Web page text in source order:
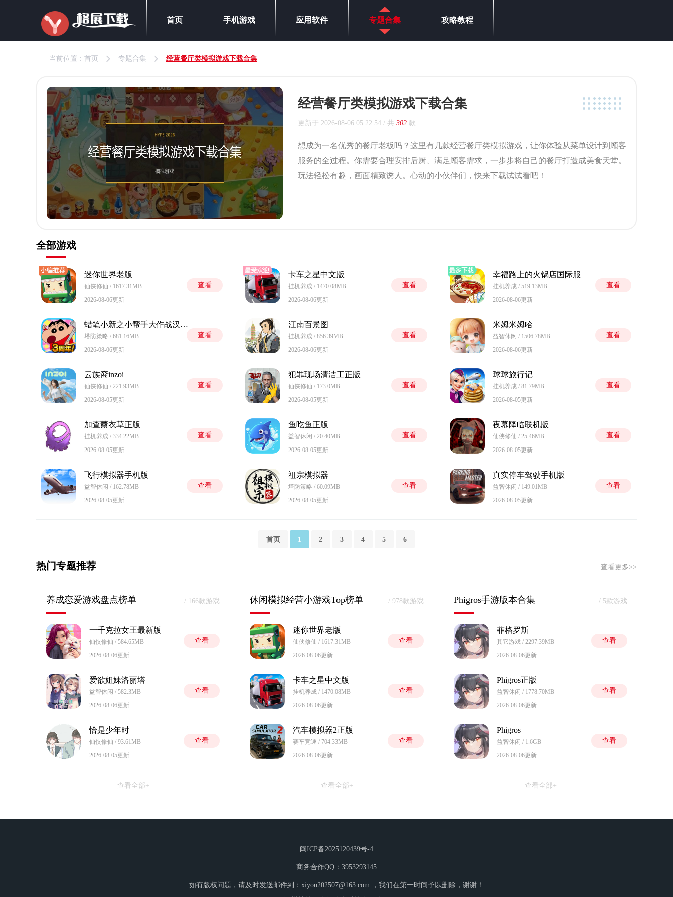
首页 手机游戏 应用软件 专题合集 攻略教程
当前位置： 首页 专题合集 经营餐厅类模拟游戏下载合集
经营餐厅类模拟游戏下载合集
更新于 2026-08-06 05:22:54 / 共 302 款
想成为一名优秀的餐厅老板吗？这里有几款经营餐厅类模拟游戏，让你体验从菜单设计到顾客
服务的全过程。你需要合理安排后厨、满足顾客需求，一步步将自己的餐厅打造成美食天堂。
玩法轻松有趣，画面精致诱人。心动的小伙伴们，快来下载试试看吧！
全部游戏
迷你世界老版
仙侠修仙 / 1617.31MB
2026-08-06更新
查看
卡车之星中文版
挂机养成 / 1470.08MB
2026-08-06更新
查看
幸福路上的火锅店国际服
挂机养成 / 519.13MB
2026-08-06更新
查看
蜡笔小新之小帮手大作战汉化版
塔防策略 / 681.16MB
2026-08-06更新
查看
江南百景图
挂机养成 / 856.39MB
2026-08-06更新
查看
米姆米姆哈
益智休闲 / 1506.78MB
2026-08-06更新
查看
云族裔inzoi
仙侠修仙 / 221.93MB
2026-08-05更新
查看
犯罪现场清洁工正版
仙侠修仙 / 173.0MB
2026-08-05更新
查看
球球旅行记
挂机养成 / 81.79MB
2026-08-05更新
查看
加查薰衣草正版
挂机养成 / 334.22MB
2026-08-05更新
查看
鱼吃鱼正版
益智休闲 / 20.40MB
2026-08-05更新
查看
夜幕降临联机版
仙侠修仙 / 25.46MB
2026-08-05更新
查看
飞行模拟器手机版
益智休闲 / 162.78MB
2026-08-05更新
查看
祖宗模拟器
塔防策略 / 60.09MB
2026-08-05更新
查看
真实停车驾驶手机版
益智休闲 / 149.01MB
2026-08-05更新
查看
首页 1 2 3 4 5 6
热门专题推荐 查看更多>>
养成恋爱游戏盘点榜单 / 166款游戏
一千克拉女王最新版
仙侠修仙 / 584.65MB
2026-08-06更新
查看
爱欲姐妹洛丽塔
益智休闲 / 582.3MB
2026-08-06更新
查看
恰是少年时
仙侠修仙 / 93.61MB
2026-08-05更新
查看
查看全部+
休闲模拟经营小游戏Top榜单 / 978款游戏
迷你世界老版
仙侠修仙 / 1617.31MB
2026-08-06更新
查看
卡车之星中文版
挂机养成 / 1470.08MB
2026-08-06更新
查看
汽车模拟器2正版
赛车竞速 / 704.33MB
2026-08-06更新
查看
查看全部+
Phigros手游版本合集 / 5款游戏
菲格罗斯
其它游戏 / 2297.39MB
2026-08-06更新
查看
Phigros正版
益智休闲 / 1778.70MB
2026-08-06更新
查看
Phigros
益智休闲 / 1.6GB
2026-08-06更新
查看
查看全部+
闽ICP备2025120439号-4
商务合作QQ：3953293145
如有版权问题，请及时发送邮件到：xiyou202507@163.com ，我们在第一时间予以删除，谢谢！